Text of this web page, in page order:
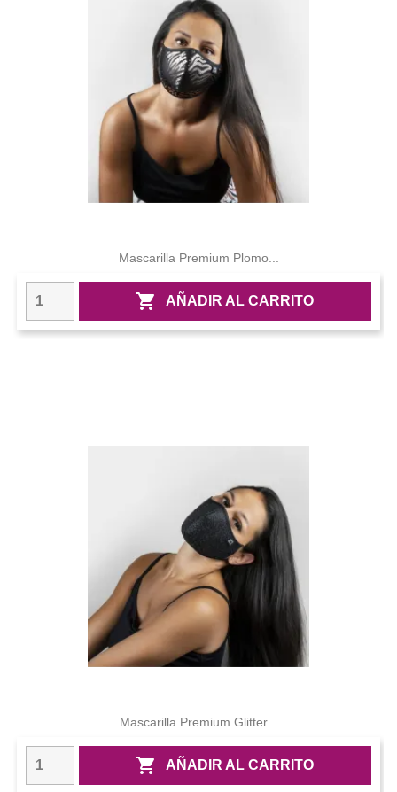
Mascarilla Premium Plomo...
 AÑADIR AL CARRITO
Mascarilla Premium Glitter...
 AÑADIR AL CARRITO